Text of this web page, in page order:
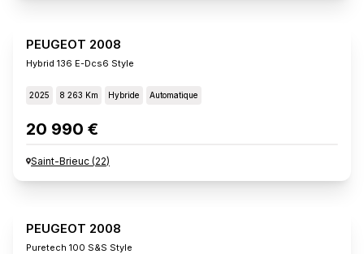
PEUGEOT 2008
Hybrid 136 E-Dcs6 Style
2025 8 263 Km Hybride Automatique
20 990 €
Saint-Brieuc (22)
PEUGEOT 2008
Puretech 100 S&s Style